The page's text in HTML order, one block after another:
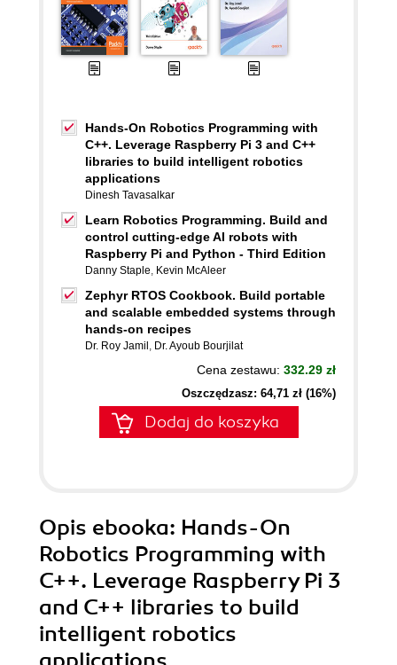
Hands-On Robotics Programming with
C++. Leverage Raspberry Pi 3 and C++
libraries to build intelligent robotics
applications
Dinesh Tavasalkar
Learn Robotics Programming. Build and
control cutting-edge AI robots with
Raspberry Pi and Python - Third Edition
Danny Staple, Kevin McAleer
Zephyr RTOS Cookbook. Build portable
and scalable embedded systems through
hands-on recipes
Dr. Roy Jamil , Dr. Ayoub Bourjilat
Cena zestawu: 332.29 zł
Oszczędzasz: 64,71 zł (16%)
Dodaj do koszyka
Opis ebooka: Hands-On
Robotics Programming with
C++. Leverage Raspberry Pi 3
and C++ libraries to build
intelligent robotics